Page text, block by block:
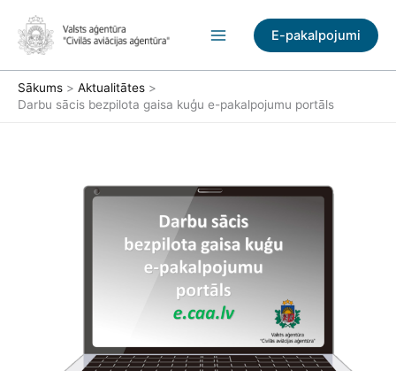
saturu
E-pakalpojumi
Sākums
Aktualitātes
Darbu sācis bezpilota gaisa kuģu e-pakalpojumu portāls